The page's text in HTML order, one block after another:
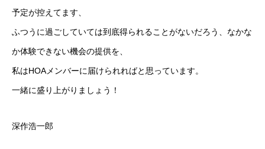
無料で登録したい企業様はこちら
予定が控えてます、
ふつうに過ごしていては到底得られることがないだろう、なかな
か体験できない機会の提供を、
私はHOAメンバーに届けられればと思っています。
一緒に盛り上がりましょう！
深作浩一郎